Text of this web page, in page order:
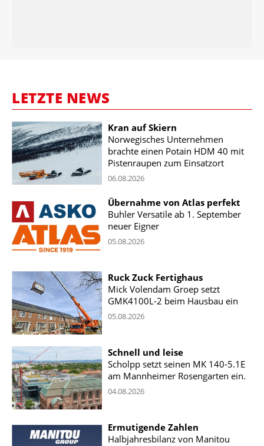
LETZTE NEWS
Kran auf Skiern
Norwegisches Unternehmen
brachte einen Potain HDM 40 mit
Pistenraupen zum Einsatzort
06.08.2026
Übernahme von Atlas perfekt
Buhler Versatile ab 1. September
neuer Eigner
05.08.2026
Ruck Zuck Fertighaus
Mick Volendam Groep setzt
GMK4100L-2 beim Hausbau ein
05.08.2026
Schnell und leise
Scholpp setzt seinen MK 140-5.1E
am Mannheimer Rosengarten ein.
04.08.2026
Ermutigende Zahlen
Halbjahresbilanz von Manitou